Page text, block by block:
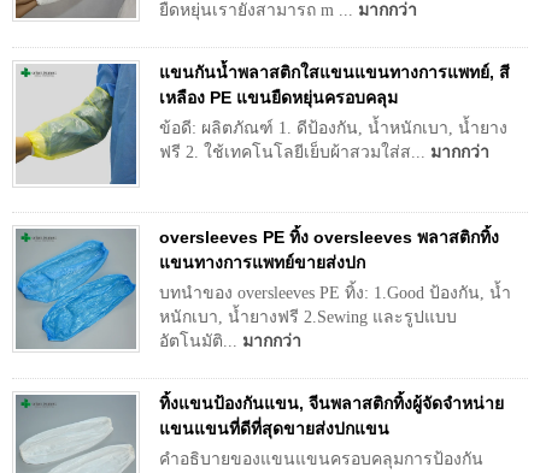
ยืดหยุ่นเรายังสามารถ m ... มากกว่า
แขนกันน้ำพลาสติกใสแขนแขนทางการแพทย์, สี
เหลือง PE แขนยืดหยุ่นครอบคลุม
ข้อดี: ผลิตภัณฑ์ 1. ดีป้องกัน, น้ำหนักเบา, น้ำยาง
ฟรี 2. ใช้เทคโนโลยีเย็บผ้าสวมใส่ส... มากกว่า
oversleeves PE ทิ้ง oversleeves พลาสติกทิ้ง
แขนทางการแพทย์ขายส่งปก
บทนำของ oversleeves PE ทิ้ง: 1.Good ป้องกัน, น้ำ
หนักเบา, น้ำยางฟรี 2.Sewing และรูปแบบ
อัตโนมัติ... มากกว่า
ทิ้งแขนป้องกันแขน, จีนพลาสติกทิ้งผู้จัดจำหน่าย
แขนแขนที่ดีที่สุดขายส่งปกแขน
คำอธิบายของแขนแขนครอบคลุมการป้องกัน